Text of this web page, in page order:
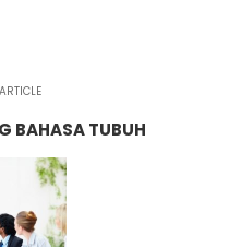
BAHASA TUBUH